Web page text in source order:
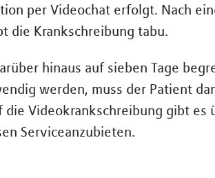
per Videochat erfolgt. Nach
die Krankschreibung tabu.
hinaus auf sieben Tage
werden, muss der Patient
die Videokrankschreibung gibt es
Serviceanzubieten.